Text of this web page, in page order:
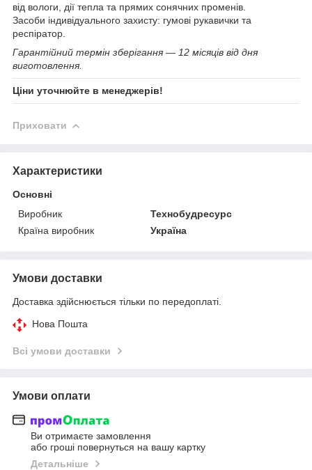
від вологи, дії тепла та прямих сонячних променів.
Засоби індивідуального захисту: гумові рукавички та
респіратор.
Гарантійний термін зберігання — 12 місяців від дня
виготовлення.
Ціни уточнюйте в менеджерів!
Приховати
Характеристики
Основні
Виробник
Технобудресурс
Країна виробник
Україна
Умови доставки
Доставка здійснюється тільки по передоплаті.
Нова Пошта
Всі умови доставки
Умови оплати
Ви отримаєте замовлення
або гроші повернуться на вашу картку
Детальніше